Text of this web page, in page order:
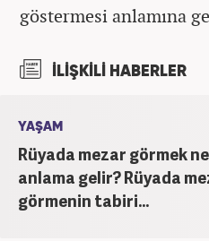
göstermesi anlamına
İLİŞKİLİ HABERLER
YAŞAM
Rüyada mezar görmek ne
anlama gelir? Rüyada
görmenin tabiri...